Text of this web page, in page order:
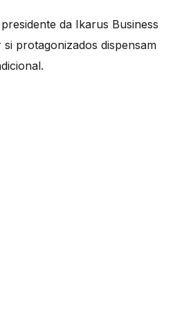
da Ikarus Business
protagonizados dispensam